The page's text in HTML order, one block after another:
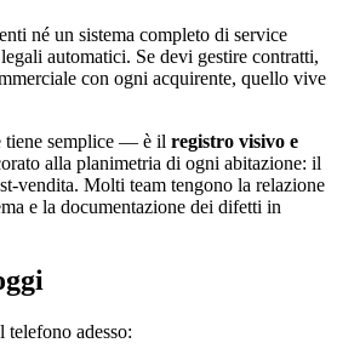
né un sistema completo di service
automatici. Se devi gestire contratti,
con ogni acquirente, quello vive
semplice — è il registro visivo e
alla planimetria di ogni abitazione: il
vendita. Molti team tengono la relazione
e la documentazione dei difetti in
adesso: